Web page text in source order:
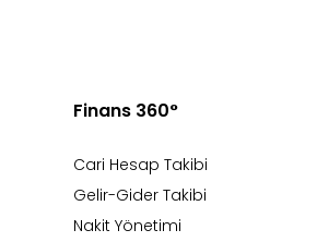
Finans 360°
Cari Hesap Takibi
Gelir-Gider Takibi
Nakit Yönetimi